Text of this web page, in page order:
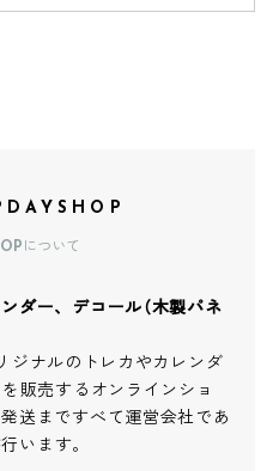
について
ダー、デコール（木製パネ
ジナルのトレカやカレンダ
販売するオンラインショ
送まですべて運営会社であ
います。